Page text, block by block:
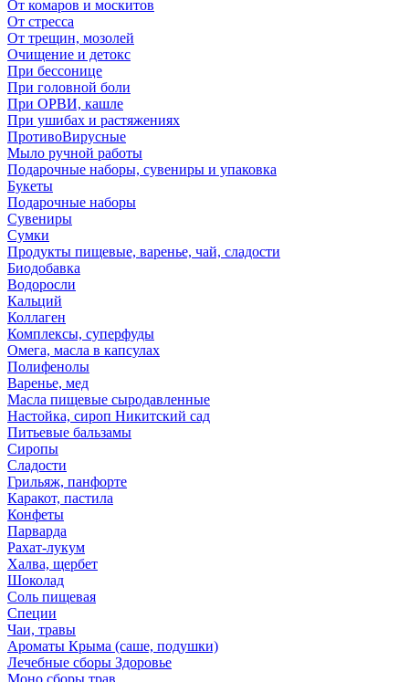
От комаров и москитов
От стресса
От трещин, мозолей
Очищение и детокс
При бессонице
При головной боли
При ОРВИ, кашле
При ушибах и растяжениях
ПротивоВирусные
Мыло ручной работы
Подарочные наборы, сувениры и упаковка
Букеты
Подарочные наборы
Сувениры
Сумки
Продукты пищевые, варенье, чай, сладости
Биодобавка
Водоросли
Кальций
Коллаген
Комплексы, суперфуды
Омега, масла в капсулах
Полифенолы
Варенье, мед
Масла пищевые сыродавленные
Настойка, сироп Никитский сад
Питьевые бальзамы
Сиропы
Сладости
Грильяж, панфорте
Каракот, пастила
Конфеты
Парварда
Рахат-лукум
Халва, щербет
Шоколад
Соль пищевая
Специи
Чаи, травы
Ароматы Крыма (саше, подушки)
Лечебные сборы Здоровье
Моно сборы трав